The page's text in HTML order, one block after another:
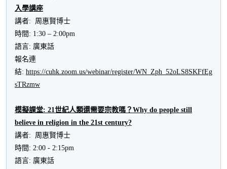
入學講座
講者: 周惠賢博士
時間: 1:30 – 2:00pm
語言: 廣東話
報名連
結: https://cuhk.zoom.us/webinar/register/WN_Zph_52oLS8SKFfEg
sTRzmw
模擬課堂: 21世紀人類還需要宗教嗎？ Why do people still
believe in religion in the 21st century?
講者: 周惠賢博士
時間: 2:00 - 2:15pm
語言: 廣東話